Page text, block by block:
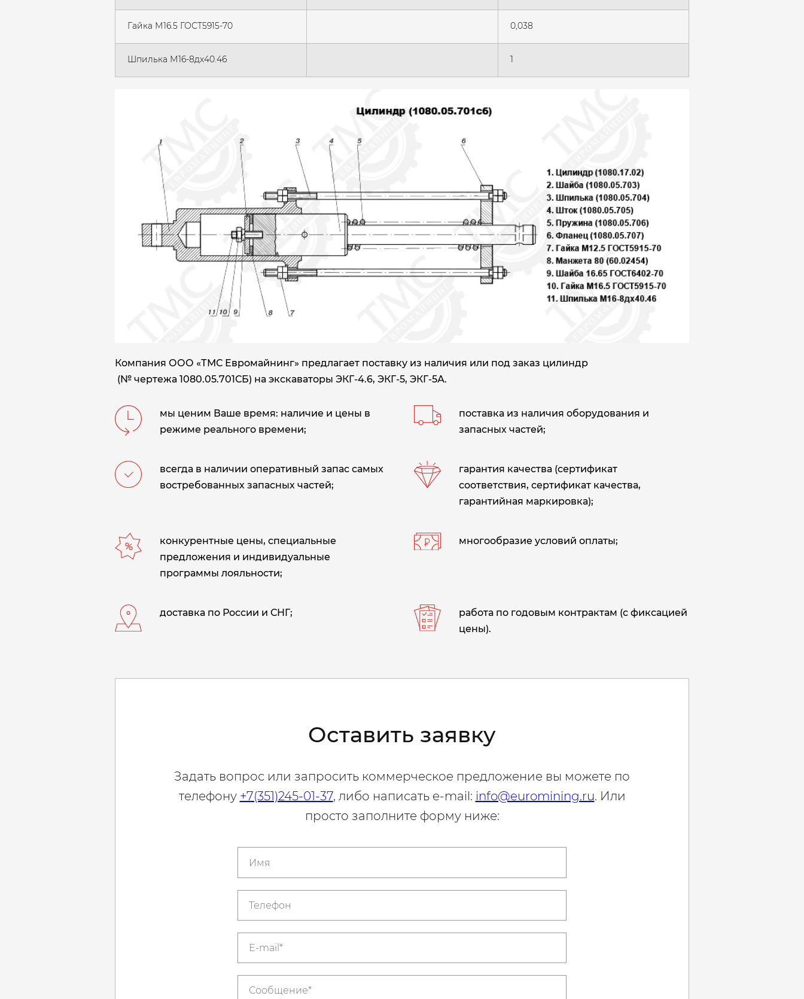
Гайка М16.5 ГОСТ5915-70 0,038
Шпилька М16-8дх40.46 1
Компания ООО «ТМС Евромайнинг» предлагает поставку из наличия или под заказ цилиндр
(№ чертежа 1080.05.701СБ) на экскаваторы ЭКГ-4.6, ЭКГ-5, ЭКГ-5А.
мы ценим Ваше время: наличие и цены в
режиме реального времени;
поставка из наличия оборудования и
запасных частей;
всегда в наличии оперативный запас самых
востребованных запасных частей;
гарантия качества (сертификат
соответствия, сертификат качества,
гарантийная маркировка);
конкурентные цены, специальные
предложения и индивидуальные
программы лояльности;
многообразие условий оплаты;
доставка по России и СНГ;
работа по годовым контрактам (с фиксацией
цены).
Оставить заявку
Задать вопрос или запросить коммерческое предложение вы можете по
телефону +7(351)245-01-37, либо написать e-mail: info@euromining.ru. Или
просто заполните форму ниже: